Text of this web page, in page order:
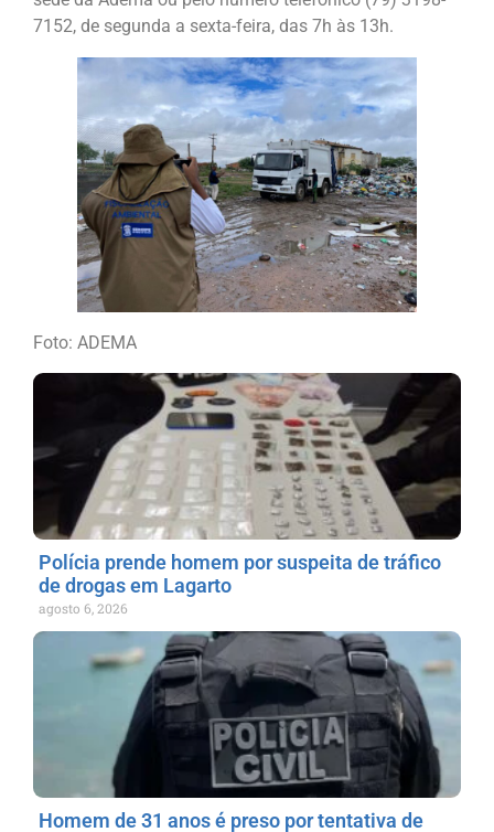
7152, de segunda a sexta-feira, das 7h às 13h.
Foto: ADEMA
Polícia prende homem por suspeita de tráfico
de drogas em Lagarto
agosto 6, 2026
Homem de 31 anos é preso por tentativa de